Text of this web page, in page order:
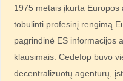
1975 metais įkurta
tobulinti profesinį rengimą
pagrindinė ES informacijos
klausimais. Cedefop buvo
decentralizuotų agentūrų,